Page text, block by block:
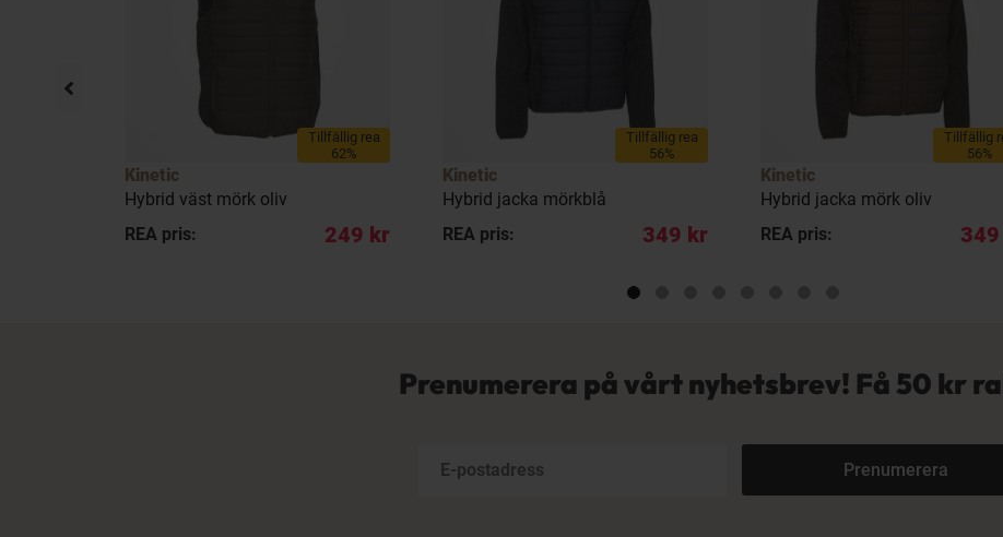
Tillfällig rea
62%
Kinetic
Hybrid väst mörk oliv
REA pris:
249 kr
Tillfällig rea
56%
Kinetic
Hybrid jacka mörkblå
REA pris:
349 kr
Tillfällig
56%
Kinetic
Hybrid jacka mörk oliv
REA pris:
Prenumerera på vårt nyhetsbrev! Få50 kr
Prenumerera